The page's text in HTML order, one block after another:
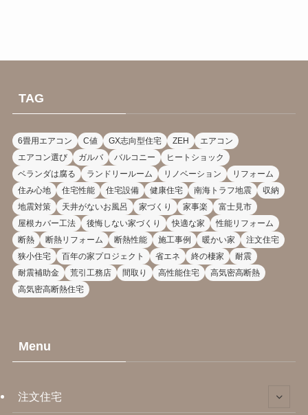
TAG
6畳用エアコン C値 GX志向型住宅 ZEH
エアコン
エアコン選び
ガルバ バルコニー
ヒートショック
ベランダは腐る
ランドリールーム リノベーション
リフォーム
住み心地
住宅性能 住宅設備 健康住宅 南海トラフ地震
収納
地震対策
天井がないお風呂 家づくり 家事楽
富士見市
屋根カバー工法
後悔しない家づくり 快適な家
性能リフォーム
断熱
断熱リフォーム 断熱性能 施工事例 暖かい家
注文住宅
狭小住宅
百年の家プロジェクト 省エネ 終の棲家
耐震
耐震補助金
荒引工務店 間取り 高性能住宅
高気密高断熱
高気密高断熱住宅
Menu
注文住宅